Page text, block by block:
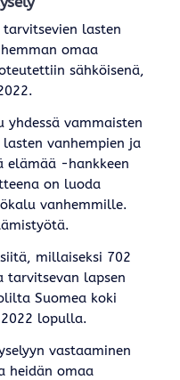
lasten
omaa
sähköisenä,
yhdessä vammaisten
vanhempien ja
elämää -hankkeen
on luoda
vanhemmille.
millaiseksi 702
tarvitsevan lapsen
Suomea koki
lopulla.
vastaaminen
heidän omaa